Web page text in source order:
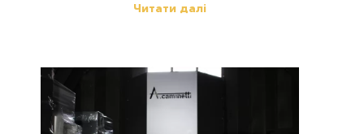
Читати далі